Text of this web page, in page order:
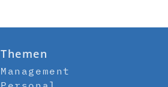
Themen
Management